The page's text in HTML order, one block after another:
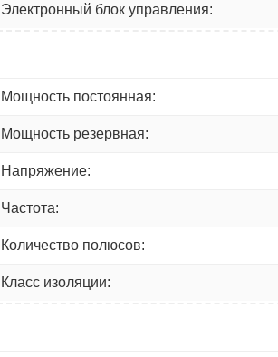
Электронный блок управления:
Мощность постоянная:
Мощность резервная:
Напряжение:
Частота:
Количество полюсов:
Класс изоляции: